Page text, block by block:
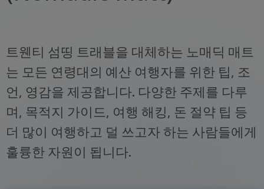
트웬티 섬띵 트래블을 대체하는 노매딕 매트
는 모든 연령대의 예산 여행자를 위한 팁, 조
언, 영감을 제공합니다. 다양한 주제를 다루
며, 목적지 가이드, 여행 해킹, 돈 절약 팁 등
더 많이 여행하고 덜 쓰고자 하는 사람들에게
훌륭한 자원이 됩니다.